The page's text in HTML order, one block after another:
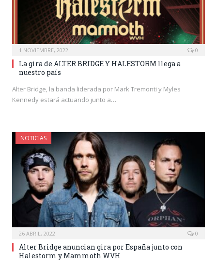
1 NOVIEMBRE, 2022 0
La gira de ALTER BRIDGE Y HALESTORM llega a
nuestro país
Alter Bridge, la banda liderada por Mark Tremonti y Myles
Kennedy estará actuando junto a…
NOTICIAS
26 ABRIL, 2022 0
Alter Bridge anuncian gira por España junto con
Halestorm y Mammoth WVH